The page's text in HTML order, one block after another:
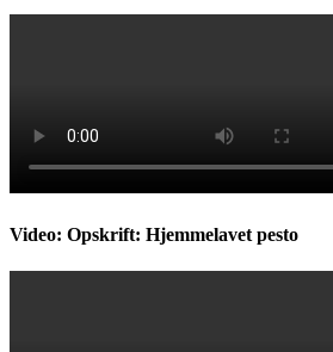
Video: Opskrift: Hjemmelavet pesto